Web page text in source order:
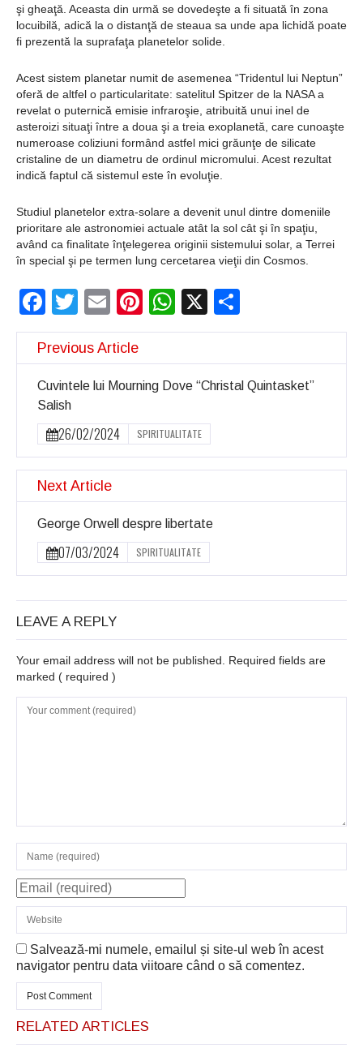
şi gheaţă. Aceasta din urmă se dovedeşte a fi situată în zona
locuibilă, adică la o distanţă de steaua sa unde apa lichidă poate
fi prezentă la suprafaţa planetelor solide.
Acest sistem planetar numit de asemenea “Tridentul lui Neptun”
oferă de altfel o particularitate: satelitul Spitzer de la NASA a
revelat o puternică emisie infraroşie, atribuită unui inel de
asteroizi situaţi între a doua şi a treia exoplanetă, care cunoaşte
numeroase coliziuni formând astfel mici grăunţe de silicate
cristaline de un diametru de ordinul micromului. Acest rezultat
indică faptul că sistemul este în evoluţie.
Studiul planetelor extra-solare a devenit unul dintre domeniile
prioritare ale astronomiei actuale atât la sol cât şi în spaţiu,
având ca finalitate înţelegerea originii sistemului solar, a Terrei
în special şi pe termen lung cercetarea vieţii din Cosmos.
Facebook
Twitter
EmailPinterest
WhatsApp
X
Previous Article
Cuvintele lui Mourning Dove “Christal Quintasket”
Salish
26/02/2024 SPIRITUALITATE
Next Article
George Orwell despre libertate
07/03/2024 SPIRITUALITATE
LEAVE A REPLY
Your email address will not be published. Required fields are
marked ( required )
Salvează-mi numele, emailul și site-ul web în acest
navigator pentru data viitoare când o să comentez.
RELATED ARTICLES